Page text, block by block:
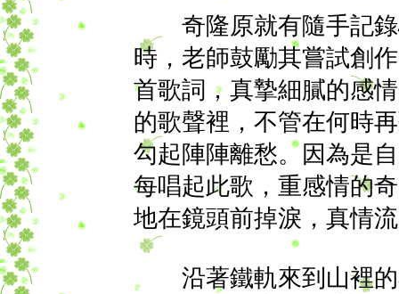
奇隆原就有隨手記錄
時，老師鼓勵其嘗試創
首歌詞，真摯細膩的感
的歌聲裡，不管在何時
勾起陣陣離愁。因為是
每唱起此歌，重感情的
地在鏡頭前掉淚，真情
沿著鐵軌來到山裡的